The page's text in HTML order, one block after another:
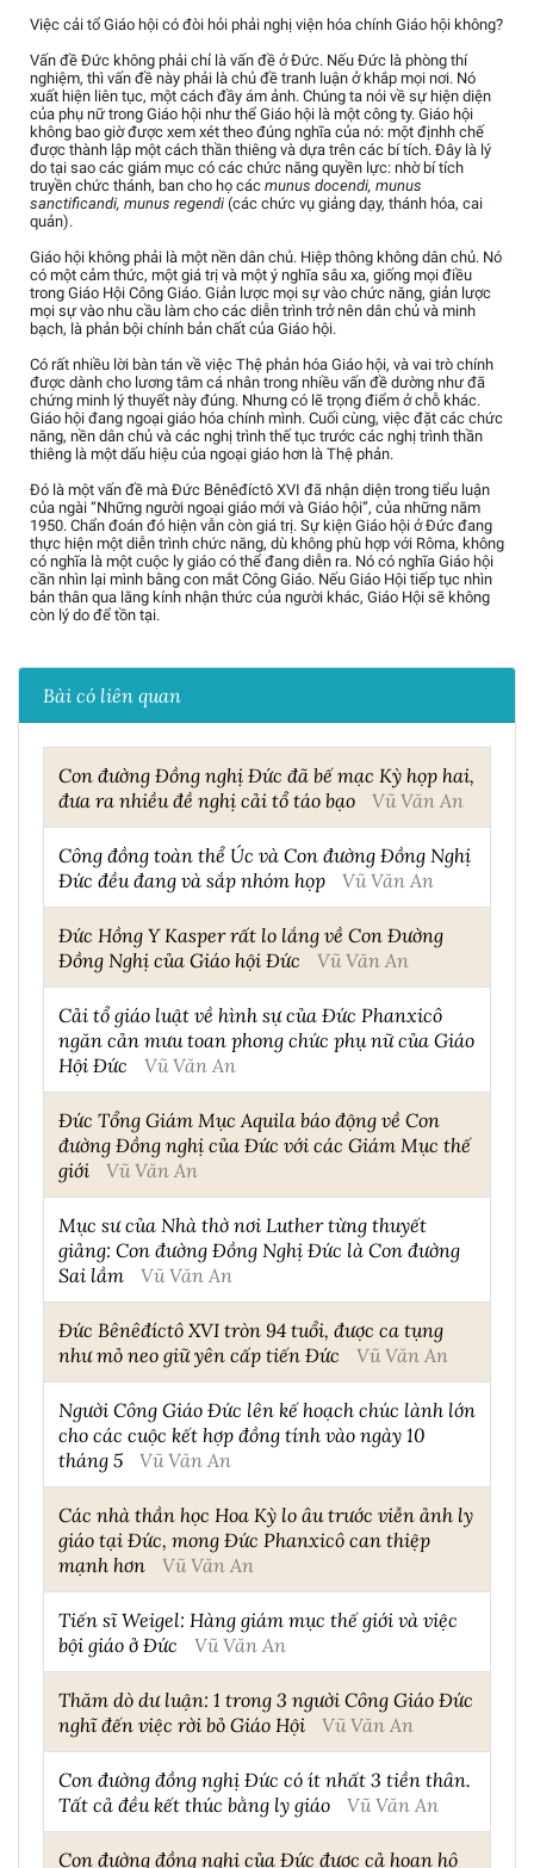
Việc cải tổ Giáo hội có đòi hỏi phải nghị viện hóa chính Giáo hội không?
Vấn đề Đức không phải chỉ là vấn đề ở Đức. Nếu Đức là phòng thí
nghiệm, thì vấn đề này phải là chủ đề tranh luận ở khắp mọi nơi. Nó
xuất hiện liên tục, một cách đầy ám ảnh. Chúng ta nói về sự hiện diện
của phụ nữ trong Giáo hội như thể Giáo hội là một công ty. Giáo hội
không bao giờ được xem xét theo đúng nghĩa của nó: một địnhh chế
được thành lập một cách thần thiêng và dựa trên các bí tích. Đây là lý
do tại sao các giám mục có các chức năng quyền lực: nhờ bí tích
truyền chức thánh, ban cho họ các munus docendi, munus
sanctificandi, munus regendi (các chức vụ giảng dạy, thánh hóa, cai
quản).
Giáo hội không phải là một nền dân chủ. Hiệp thông không dân chủ. Nó
có một cảm thức, một giá trị và một ý nghĩa sâu xa, giống mọi điều
trong Giáo Hội Công Giáo. Giản lược mọi sự vào chức năng, giản lược
mọi sự vào nhu cầu làm cho các diễn trình trở nên dân chủ và minh
bạch, là phản bội chính bản chất của Giáo hội.
Có rất nhiều lời bàn tán về việc Thệ phản hóa Giáo hội, và vai trò chính
được dành cho lương tâm cá nhân trong nhiều vấn đề dường như đã
chứng minh lý thuyết này đúng. Nhưng có lẽ trọng điểm ở chỗ khác.
Giáo hội đang ngoại giáo hóa chính mình. Cuối cùng, việc đặt các chức
năng, nền dân chủ và các nghị trình thế tục trước các nghị trình thần
thiêng là một dấu hiệu của ngoại giáo hơn là Thệ phản.
Đó là một vấn đề mà Đức Bênêđíctô XVI đã nhận diện trong tiểu luận
của ngài “Những người ngoại giáo mới và Giáo hội”, của những năm
1950. Chẩn đoán đó hiện vẫn còn giá trị. Sự kiện Giáo hội ở Đức đang
thực hiện một diễn trình chức năng, dù không phù hợp với Rôma, không
có nghĩa là một cuộc ly giáo có thể đang diễn ra. Nó có nghĩa Giáo hội
cần nhìn lại mình bằng con mắt Công Giáo. Nếu Giáo Hội tiếp tục nhìn
bản thân qua lăng kính nhận thức của người khác, Giáo Hội sẽ không
còn lý do để tồn tại.
Bài có liên quan
Con đường Đồng nghị Đức đã bế mạc Kỳ họp hai,
đưa ra nhiều đề nghị cải tổ táo bạo
Vũ Văn An
Công đồng toàn thể Úc và Con đường Đồng Nghị
Đức đều đang và sắp nhóm họp
Vũ Văn An
Đức Hồng Y Kasper rất lo lắng về Con Đường
Đồng Nghị của Giáo hội Đức
Vũ Văn An
Cải tổ giáo luật về hình sự của Đức Phanxicô
ngăn cản mưu toan phong chức phụ nữ của Giáo
Hội Đức
Vũ Văn An
Đức Tổng Giám Mục Aquila báo động về Con
đường Đồng nghị của Đức với các Giám Mục thế
giới
Vũ Văn An
Mục sư của Nhà thờ nơi Luther từng thuyết
giảng: Con đường Đồng Nghị Đức là Con đường
Sai lầm
Vũ Văn An
Đức Bênêđíctô XVI tròn 94 tuổi, được ca tụng
như mỏ neo giữ yên cấp tiến Đức
Vũ Văn An
Người Công Giáo Đức lên kế hoạch chúc lành lớn
cho các cuộc kết hợp đồng tính vào ngày 10
tháng 5
Vũ Văn An
Các nhà thần học Hoa Kỳ lo âu trước viễn ảnh ly
giáo tại Đức, mong Đức Phanxicô can thiệp
mạnh hơn
Vũ Văn An
Tiến sĩ Weigel: Hàng giám mục thế giới và việc
bội giáo ở Đức
Vũ Văn An
Thăm dò dư luận: 1 trong 3 người Công Giáo Đức
nghĩ đến việc rời bỏ Giáo Hội
Vũ Văn An
Con đường đồng nghị Đức có ít nhất 3 tiền thân.
Tất cả đều kết thúc bằng ly giáo
Vũ Văn An
Con đường đồng nghị của Đức được cả hoan hô